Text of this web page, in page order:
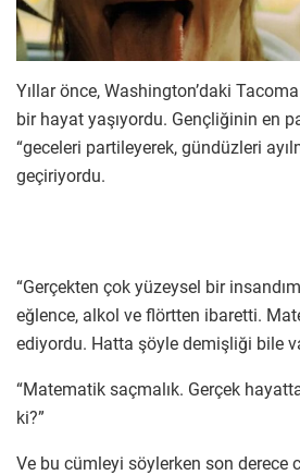
Yıllar önce, Washington’daki
bir hayat yaşıyordu. Gençliğinin en
“geceleri partileyerek, gündüzleri
geçiriyordu.
“Gerçekten çok yüzeysel bir
eğlence, alkol ve flörtten ibaretti.
ediyordu. Hatta şöyle demişliği bile
“Matematik saçmalık. Gerçek
ki?”
Ve bu cümleyi söylerken son derece